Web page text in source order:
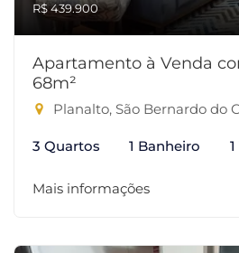
R$ 439.900
Apartamento à Venda
68m²
Planalto, São Bernardo do
3 Quartos 1 Banheiro
Mais informações